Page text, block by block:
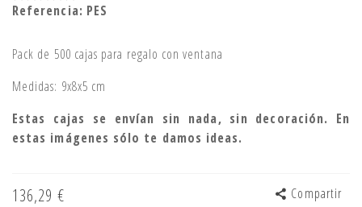
Referencia: PES
Pack de 500 cajas para regalo con ventana
Medidas: 9x8x5 cm
Estas cajas se envían sin nada, sin decoración. En
estas imágenes sólo te damos ideas.
136,29 € Compartir